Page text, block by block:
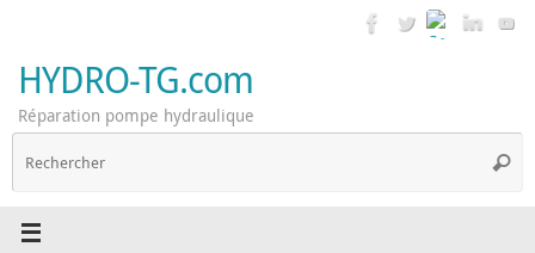
contenu
HYDRO-TG.com
Réparation pompe hydraulique